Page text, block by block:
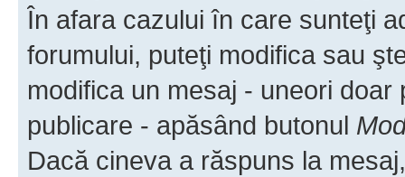
În afara cazului în care sunteţi
forumului, puteţi modifica sau
modifica un mesaj - uneori
publicare - apăsând butonul
Dacă cineva a răspuns la